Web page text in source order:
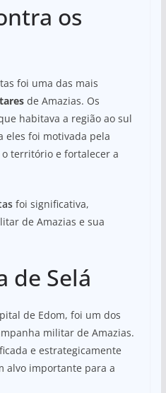
os
foi uma das mais
de Amazias. Os
habitava a região ao sul
eles foi motivada pela
território e fortalecer a
foi significativa,
de Amazias e sua
de Selá
de Edom, foi um dos
militar de Amazias.
e estrategicamente
alvo importante para a